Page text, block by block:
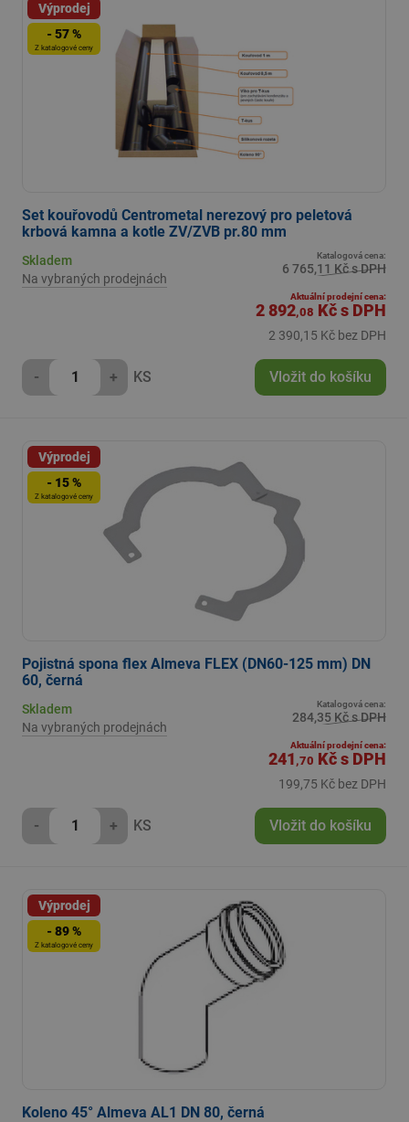
Výprodej
- 57 %
Z katalogové ceny
Set kouřovodů Centrometal nerezový pro peletová
krbová kamna a kotle ZV/ZVB pr.80 mm
Skladem
Na vybraných prodejnách
Katalogová cena:
6 765,11 Kč s DPH
Aktuální prodejní cena:
2 892,08 Kčs DPH
2 390,15 Kč bez DPH
- + KS Vložit do košíku
Výprodej
- 15 %
Z katalogové ceny
Pojistná spona flex Almeva FLEX (DN60-125 mm) DN
60, černá
Skladem
Na vybraných prodejnách
Katalogová cena:
284,35 Kč s DPH
Aktuální prodejní cena:
241 ,70 Kčs DPH
199,75 Kč bez DPH
- + KS Vložit do košíku
Výprodej
- 89 %
Z katalogové ceny
Koleno 45° Almeva AL1 DN 80, černá